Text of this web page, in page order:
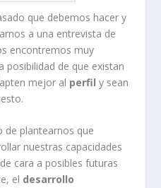
que debemos hacer y
a una entrevista de
encontremos muy
posibilidad de que existan
mejor al perfil y sean
de plantearnos que
nuestras capacidades
cara a posibles futuras
el desarrollo